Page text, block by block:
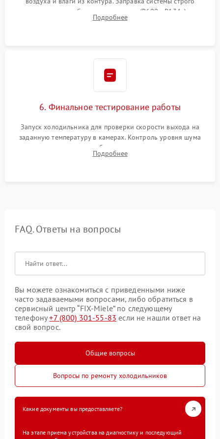
дозированным объемом хладагента (R600a, R134a) по
электронным весам. Контроль рабочего давления в системе.
Подробнее
6. Финальное тестирование работы
Запуск холодильника для проверки скорости выхода на
заданную температуру в камерах. Контроль уровня шума
компрессора, отсутствия обмерзания стенок и корректного
срабатывания системы автоматической оттайки.
Подробнее
FAQ. Ответы на вопросы
Вы можете ознакомиться с приведенными ниже
часто задаваемыми вопросами, либо обратиться в
сервисный центр “FIX-Miele” по следующему
телефону+7 (800) 301-55-83 если не нашли ответ на
свой вопрос.
Общие вопросы
Вопросы по ремонту холодильников
Какие документы вы предоставляете?
На этапе приема устройства на диагностику и последующий